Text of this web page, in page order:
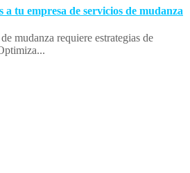
a tu empresa de servicios de mudanza
mudanza requiere estrategias de